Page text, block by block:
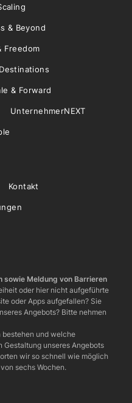
& Beyond
Freedom
& Forward
UnternehmerNEXT
Kontakt
sowie Meldung von Barrieren
oder hier nicht aufgeführte
oder Apps aufgefallen? Sie
Angebots? Bitte nehmen
bestehen und welche
Gestaltung unseres Angebots
wir so schnell wie möglich
sechs Wochen.